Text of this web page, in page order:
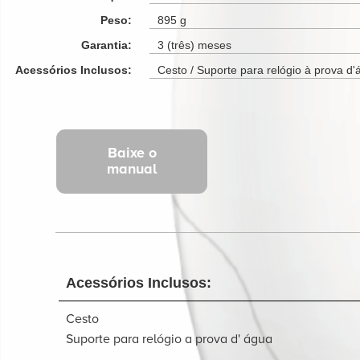
Peso:
895 g
Garantia:
3 (três) meses
Acessórios Inclusos:
Cesto / Suporte para relógio à prova
Baixe o
manual
Acessórios Inclusos:
Cesto
Suporte para relógio a prova d' água